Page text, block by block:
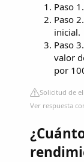
Paso
Paso
inicial.
Paso
valor
por
Solicitud de
Ver respuesta